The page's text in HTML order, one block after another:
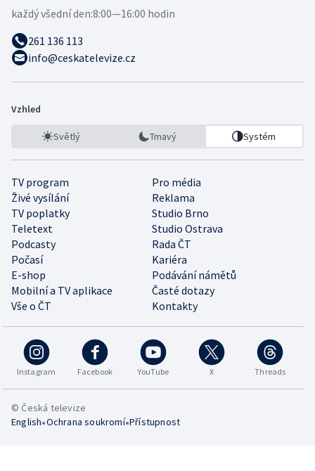
každý všední den:8:00—16:00 hodin
261 136 113
info@ceskatelevize.cz
Vzhled
Světlý Tmavý Systém
TV program
Pro média
Živé vysílání
Reklama
TV poplatky
Studio Brno
Teletext
Studio Ostrava
Podcasty
Rada ČT
Počasí
Kariéra
E-shop
Podávání námětů
Mobilní a TV aplikace
Časté dotazy
Vše o ČT
Kontakty
Instagram Facebook YouTube X Threads
© Česká televize
English•Ochrana soukromí•Přístupnost